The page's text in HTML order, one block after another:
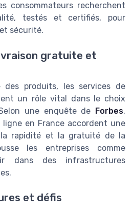
consommateurs recherchent
testés et certifiés, pour
sécurité.
gratuite et
produits, les services de
un rôle vital dans le choix
une enquête de Forbes,
ligne en France accordent une
rapidité et la gratuité de la
les entreprises comme
dans des infrastructures
et défis